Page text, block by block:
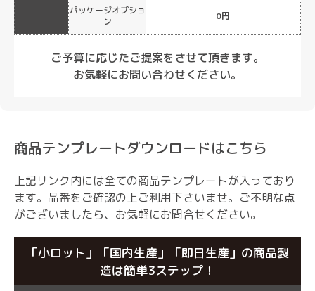
パッケージオプショ
ン
0円
ご予算に応じたご提案をさせて頂きます。
お気軽にお問い合わせください。
商品テンプレートダウンロードはこちら
上記リンク内には全ての商品テンプレートが入っており
ます。品番をご確認の上ご利用下さいませ。 ご不明な点
がございましたら、お気軽にお問合せください。
「小ロット」「国内生産」「即日生産」の商品製
造は簡単3ステップ！